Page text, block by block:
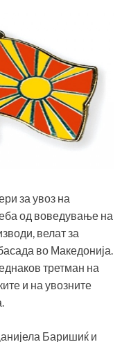
за увоз на
од воведување на
велат за
во Македонија.
третман на
и на увозните
Баришиќ и